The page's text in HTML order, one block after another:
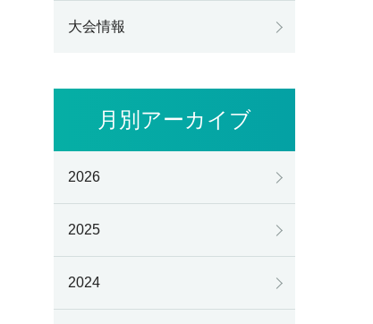
大会情報
月別アーカイブ
2026
2025
2024